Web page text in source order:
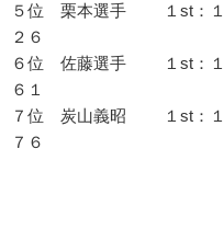
５位 栗本選手 １st：１’
２６
６位 佐藤選手 １st：１’
６１
７位 炭山義昭 １st：１’
７６